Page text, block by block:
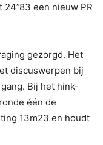
24”83 een nieuw PR
gezorgd. Het
discuswerpen bij
Bij het hink-
één de
13m23 en houdt